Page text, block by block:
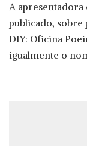
A
publicado, sobre
DIY: Oficina
igualmente o